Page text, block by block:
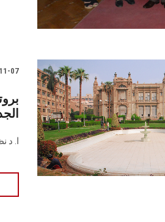
07
ا. د